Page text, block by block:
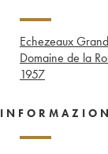
Echezeaux
Domaine de la
1957